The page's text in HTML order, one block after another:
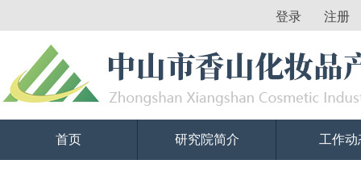
登录 注册
首页 研究院简介 工作动